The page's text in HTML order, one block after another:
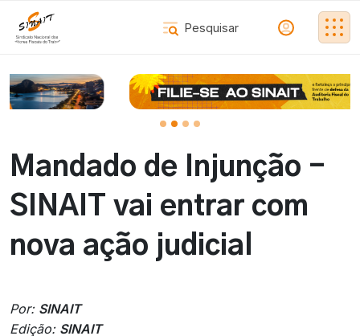
Mandado de Injunção -
SINAIT vai entrar com
nova ação judicial
Por: SINAIT
Edição: SINAIT